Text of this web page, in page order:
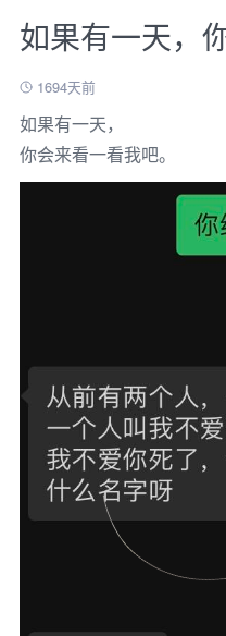
如果有一天，
1694天前
如果有一天，
你会来看一看我吧。